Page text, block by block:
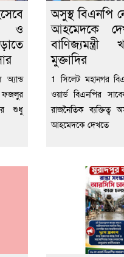
ও
ফজলুর
শুধু
অসুস্থ বিএনপি
আহমেদকে
মুক্তাদির
1 সিলেট মহানগর
ওয়ার্ড বিএনপির
রাজনৈতিক
আহমেদকে দেখতে